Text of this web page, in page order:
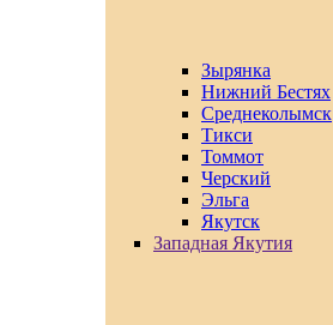
Зырянка
Нижний Бестях
Среднеколымск
Тикси
Томмот
Черский
Эльга
Якутск
Западная Якутия